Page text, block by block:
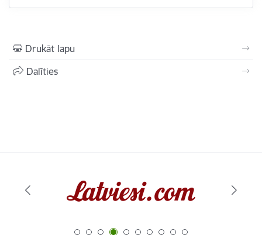
Drukāt lapu
Dalīties